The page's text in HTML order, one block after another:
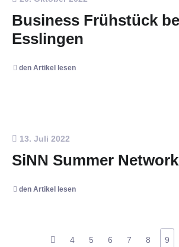
Business Frühstück
Esslingen
den Artikel lesen
13. Juli 2022
SiNN Summer Network
den Artikel lesen
4 5 6 7 8 9